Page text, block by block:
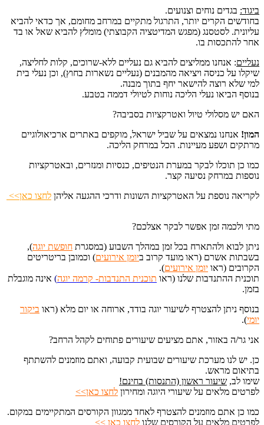
ביגוד: בגדים נוחים וצנועים.
בחודשים הקרים יותר, התרגול מתקיים במרחב מחומם, אך כדאי להביא
עליונית. לסטסנג (מפגש המדיטציה הקבוצתי) מומלץ להביא שאל או בד
אחר להתכסות בו.
נעליים: אנחנו ממליצים להביא גם נעליים ללא-שרוכים, קלות לחליצה,
שיקלו על כניסה ויציאה מהמבנים (נעליים נשארות בחוץ), וכן נעלי בית
למי שלא רוצה להישאר יחף בתוך מבנה.
בנוסף הביאו נעלי הליכה נוחות לטיולי דממה בטבע.
האם יש מסלולי טיול ואטרקציות בסביבה?
המון! אנחנו נמצאים על שביל ישראל, מוקפים באתרים ארכיאולוגיים
מרתקים ושפע מעיינות. הכל במרחק הליכה.
כמו כן תוכלו לבקר במערת הנטיפים, כנסיות ומנזרים, ובאטרקציות
נוספות במרחק נסיעה קצר.
לקריאה נוספת על האטרקציות השונות ודרכי ההגעה אליהן לחצו כאן>>
מתי ולכמה זמן אפשר לבקר אצלכם?
ניתן לבוא ולהתארח בכל זמן במהלך השבוע (במסגרת חופשת יוגה),
בשבתות אשרם (ראו מועד קרוב ביומן אירועים) וכמובן בריטריטים
הקרובים (ראו יומן אירועים).
תוכנית ההתנדבות שלנו (ראו תוכנית התנדבות- קרמה יוגה) אינה מוגבלת
בזמן.
בנוסף ניתן להצטרף לשיעור יוגה בודד, ארוחה או יום מלא (ראו ביקור
יומי).
אני גר/ה באזור, אתם מציעים שיעורים פתוחים לקהל הרחב?
כן. יש לנו מערכת שיעורים שבועית קבועה, ואתם מוזמנים להשתתף
בתיאום מראש.
שימו לב, שיעור ראשון (התנסות) בחינם!
לפרטים מלאים על שיעורי היוגה ומחירון לחצו כאן>>
כמו כן אתם מוזמנים להצטרף לאחד ממגוון הקורסים המתקיימים במקום.
לפרטים מלאים על הקורסים שלנו לחצו כאן >>